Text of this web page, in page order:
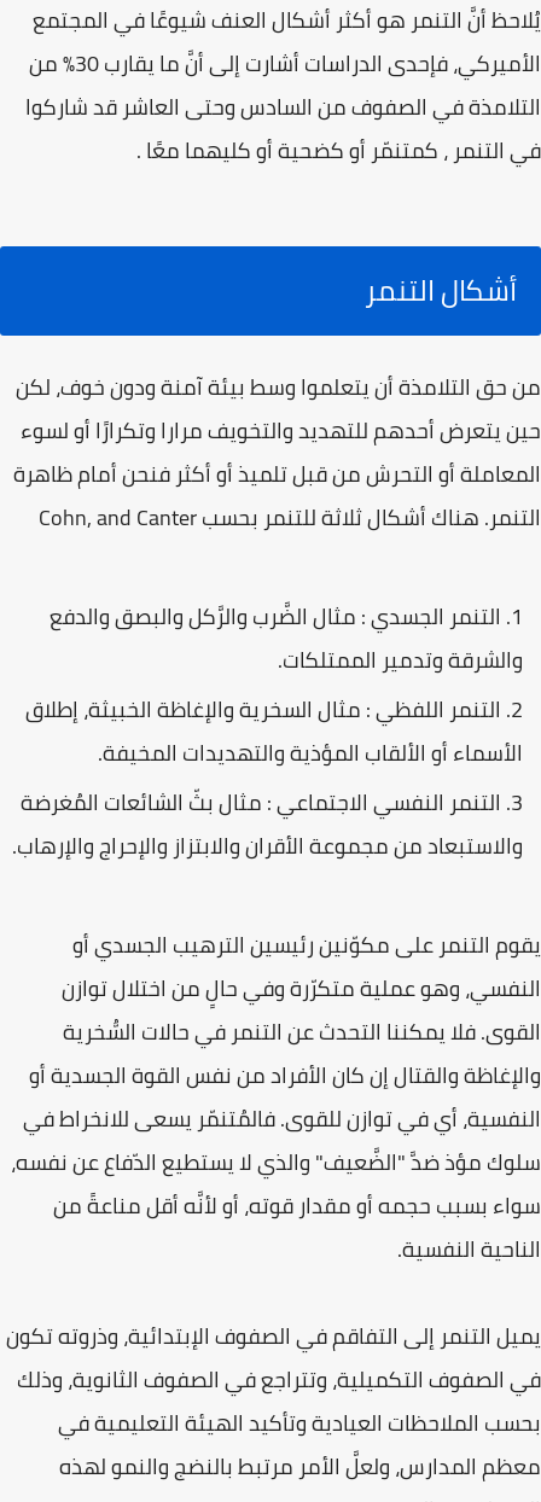
يُلاحظ أنَّ التنمر هو أكثر أشكال العنف شيوعًا في المجتمع
الأميركي، فإحدى الدراسات أشارت إلى أنَّ ما يقارب 30% من
التلامذة في الصفوف من السادس وحتى العاشر قد شاركوا
في التنمر ، كمتنمّر أو كضحية أو كليهما معًا .
أشكال التنمر
من حق التلامذة أن يتعلموا وسط بيئة آمنة ودون خوف، لكن
حين يتعرض أحدهم للتهديد والتخويف مرارا وتكرارًا أو لسوء
المعاملة أو التحرش من قبل تلميذ أو أكثر فنحن أمام ظاهرة
التنمر. هناك أشكال ثلاثة للتنمر بحسب Cohn, and Canter
التنمر الجسدي : مثال الضَّرب والرَّكل والبصق والدفع
والشرقة وتدمير الممتلكات.
التنمر اللفظي : مثال السخرية والإغاظة الخبيثة، إطلاق
الأسماء أو الألقاب المؤذية والتهديدات المخيفة.
التنمر النفسي الاجتماعي : مثال بثّ الشائعات المُغرضة
والاستبعاد من مجموعة الأقران والابتزاز والإحراج والإرهاب.
يقوم التنمر على مكوّنين رئيسين الترهيب الجسدي أو
النفسي، وهو عملية متكرّرة وفي حالٍ من اختلال توازن
القوى. فلا يمكننا التحدث عن التنمر في حالات السُّخرية
والإغاظة والقتال إن كان الأفراد من نفس القوة الجسدية أو
النفسية، أي في توازن للقوى. فالمُتنمّر يسعى للانخراط في
سلوك مؤذ ضدَّ "الضَّعيف" والذي لا يستطيع الدّفاع عن نفسه،
سواء بسبب حجمه أو مقدار قوته، أو لأنَّه أقل مناعةً من
الناحية النفسية.
يميل التنمر إلى التفاقم في الصفوف الإبتدائية، وذروته تكون
في الصفوف التكميلية، وتتراجع في الصفوف الثانوية، وذلك
بحسب الملاحظات العيادية وتأكيد الهيئة التعليمية في
معظم المدارس، ولعلَّ الأمر مرتبط بالنضج والنمو لهذه